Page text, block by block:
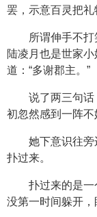
罢，示意百灵把礼
所谓伸手不
陆凌月也是世家
道：“多谢郡主。”
说了两三句
初忽然感到一阵不
她下意识往
扑过来。
扑过来的是
没第一时间躲开，